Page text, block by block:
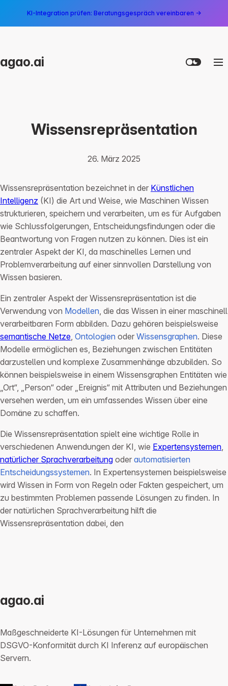
KI-Integration prüfen: Beratungsgespräch vereinbaren →
agao.ai
Wissensrepräsentation
26. März 2025
Wissensrepräsentation bezeichnet in der Künstlichen
Intelligenz (KI) die Art und Weise, wie Maschinen Wissen
strukturieren, speichern und verarbeiten, um es für Aufgaben
wie Schlussfolgerungen, Entscheidungsfindungen oder die
Beantwortung von Fragen nutzen zu können. Dies ist ein
zentraler Aspekt der KI, da maschinelles Lernen und
Problemverarbeitung auf einer sinnvollen Darstellung von
Wissen basieren.
Ein zentraler Aspekt der Wissensrepräsentation ist die
Verwendung von Modellen, die das Wissen in einer maschinell
verarbeitbaren Form abbilden. Dazu gehören beispielsweise
semantische Netze, Ontologien oder Wissensgraphen. Diese
Modelle ermöglichen es, Beziehungen zwischen Entitäten
darzustellen und komplexe Zusammenhänge abzubilden. So
können beispielsweise in einem Wissensgraphen Entitäten wie
„Ort“, „Person“ oder „Ereignis“ mit Attributen und Beziehungen
versehen werden, um ein umfassendes Wissen über eine
Domäne zu schaffen.
Die Wissensrepräsentation spielt eine wichtige Rolle in
verschiedenen Anwendungen der KI, wie Expertensystemen,
natürlicher Sprachverarbeitung oder automatisierten
Entscheidungssystemen. In Expertensystemen beispielsweise
wird Wissen in Form von Regeln oder Fakten gespeichert, um
zu bestimmten Problemen passende Lösungen zu finden. In
der natürlichen Sprachverarbeitung hilft die
Wissensrepräsentation dabei, den
agao.ai
Maßgeschneiderte KI-Lösungen für Unternehmen mit
DSGVO-Konformität durch KI Inferenz auf europäischen
Servern.